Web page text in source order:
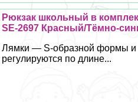
Рюкзак школьный в
SE-2697 Красный/Тёмно-
Лямки — S-образной формы и
регулируются по длине...